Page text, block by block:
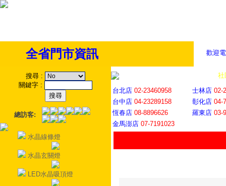
歡迎
全省門市資訊
搜尋 :
關鍵字 :
總訪客:
水晶線條燈
水晶玄關燈
LED水晶吸頂燈
社
台北店 02-23460958 士林店 02-
台中店 04-23289158 彰化店 04-
恆春店 08-8896626 羅東店 03-
金馬澎店 07-7191023